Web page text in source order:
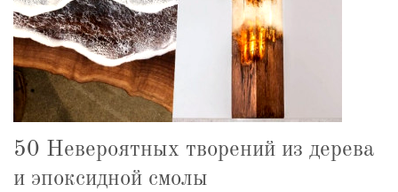
50 Невероятных творений из дерева
и эпоксидной смолы